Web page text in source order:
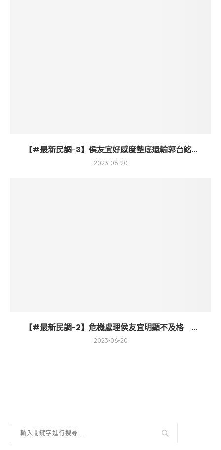
【#最新民調-3】侯友宜好感度墊底還輸郭台銘...
2023-06-20
【#最新民調-2】危機處理侯友宜明顯不及格 ...
2023-06-20